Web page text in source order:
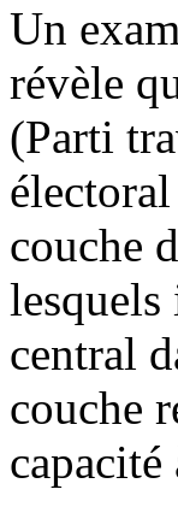
Un
révèle
(Parti
couche
central
couche